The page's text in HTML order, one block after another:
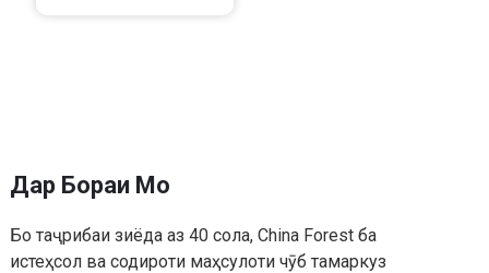
Дар Бораи Мо
Бо таҷрибаи зиёда аз 40 сола, China Forest ба
истеҳсол ва содироти маҳсулоти чӯб тамаркуз